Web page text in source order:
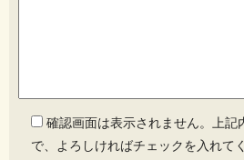
確認画面は表示されません。上記
で、よろしければチェックを入れて